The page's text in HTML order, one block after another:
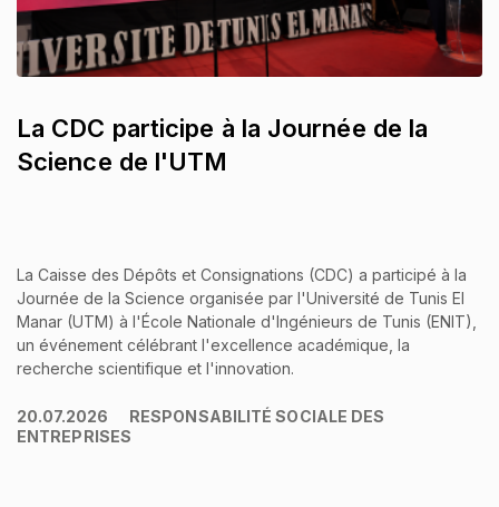
La CDC participe à la Journée de la
Science de l'UTM
La Caisse des Dépôts et Consignations (CDC) a participé à la
Journée de la Science organisée par l'Université de Tunis El
Manar (UTM) à l'École Nationale d'Ingénieurs de Tunis (ENIT),
un événement célébrant l'excellence académique, la
recherche scientifique et l'innovation.
20.07.2026
RESPONSABILITÉ SOCIALE DES
ENTREPRISES